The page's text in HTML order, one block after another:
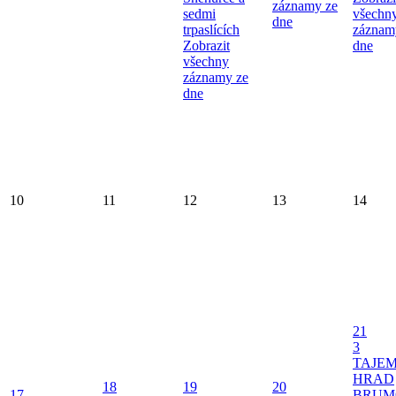
sedmi
trpaslících
Zobrazit
všechny
záznamy ze
dne
záznamy ze
dne
dne
10 11 12 13 14
18
19
20
21
3
HRAD